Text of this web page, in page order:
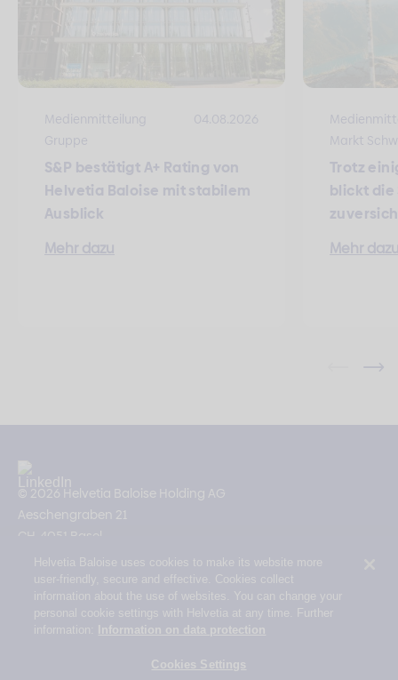
Medienmitteilung
Gruppe
04.08.2026
S&P bestätigt A+ Rating von
Helvetia Baloise mit stabilem
Ausblick
Mehr dazu
Markt
Trotz
blickt die
Mehr
© 2026 Helvetia Baloise Holding AG
Aeschengraben 21
CH-4051 Basel
Impressum
Rechtliche Hinweise
Datenschutz
Helvetia Baloise uses cookies to make its website more
user-friendly, secure and effective. Cookies collect
information about the use of websites. You can change your
personal cookie settings with Helvetia at any time. Further
information:
Information on data protection
Cookies Settings